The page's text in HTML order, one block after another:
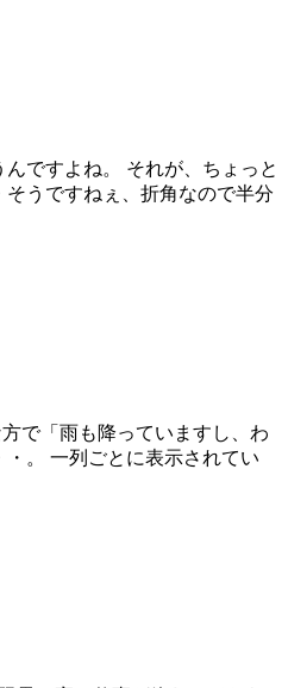
ですよね。 それが、ちょっと
うですねぇ、折角なので半分
で「雨も降っていますし、わ
。 一列ごとに表示されてい